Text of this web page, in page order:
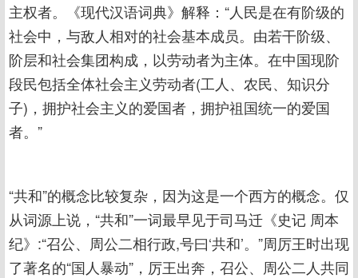
主权者。《现代汉语词典》解释：“人民是在有阶级的
社会中，与敌人相对的社会基本成员。由若干阶级、
阶层和社会集团构成，以劳动者为主体。在中国现阶
段民包括全体社会主义劳动者(工人、农民、知识分
子)，拥护社会主义的爱国者，拥护祖国统一的爱国
者。”
“共和”的概念比较复杂，因为这是一个西方的概念。仅
从词源上说，“共和”一词最早见于司马迁《史记 周本
纪》:“召公、周公二相行政,号曰‘共和’。”周厉王时出现
了著名的“国人暴动”，厉王出奔，召公、周公二人共同